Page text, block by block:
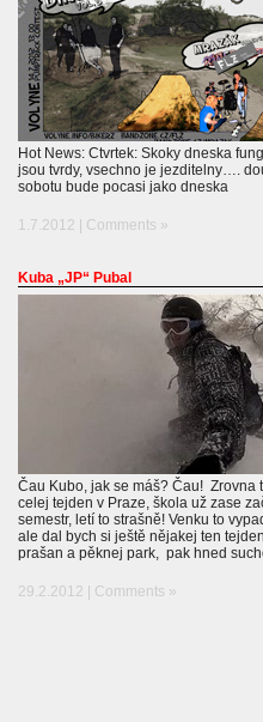
Hot News: Ctvrtek: Skoky dneska
jsou tvrdy, vsechno je jezditelny….
sobotu bude pocasi jako dneska
1.7.2012 | Comments »
Kuba „JP“ Pubal
Čau Kubo, jak se máš? Čau! Zrovna
celej tejden v Praze, škola už zase
semestr, letí to strašně! Venku to
ale dal bych si ještě nějakej ten
prašan a pěknej park, pak hned
29.2.2012 | Comments »